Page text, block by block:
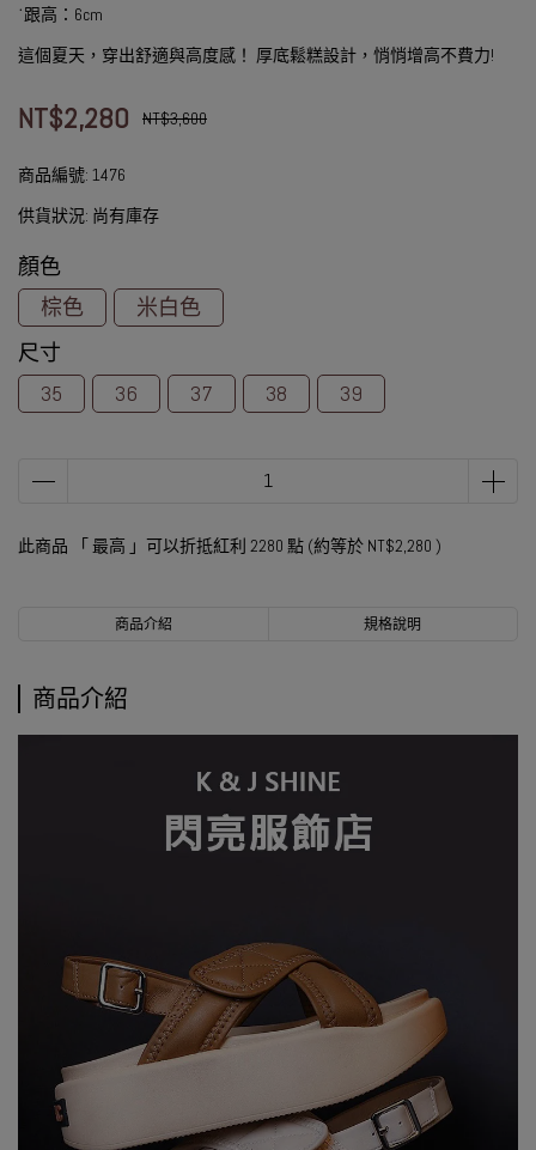
˙跟高：6cm
這個夏天，穿出舒適與高度感！ 厚底鬆糕設計，悄悄增高不費力!
NT$2,280 NT$3,600
商品編號: 1476
供貨狀況: 尚有庫存
顏色
棕色
米白色
尺寸
35
36 37 38 39
此商品 「 最高 」可以折抵紅利 2280 點 (約等於 NT$2,280 )
商品介紹 規格說明
商品介紹